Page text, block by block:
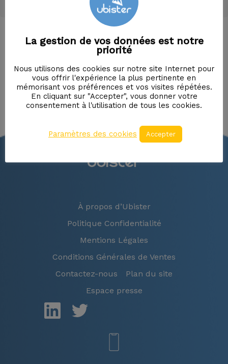
Une question ? Un conseil ?
Contactez-nous
À propos d’Ubister
Politique Confidentialité
Mentions Légales
Conditions Générales de Ventes
Contactez-nous
Plan du site
Espace presse
La gestion de vos données est notre
priorité
Nous utilisons des cookies sur notre site Internet pour
vous offrir l'expérience la plus pertinente en
mémorisant vos préférences et vos visites répétées.
En cliquant sur "Accepter", vous donner votre
consentement à l'utilisation de tous les cookies.
Paramètres des cookies Accepter